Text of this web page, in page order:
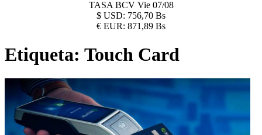
TASA BCV Vie 07/08
$ USD: 756,70 Bs
€ EUR: 871,89 Bs
Etiqueta: Touch Card